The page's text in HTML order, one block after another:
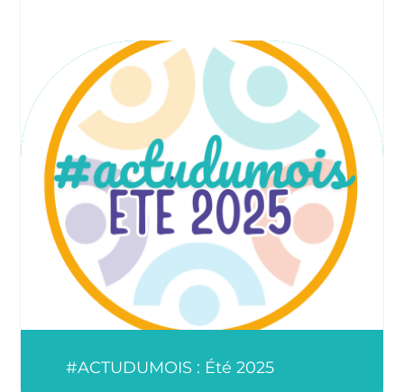
#ACTUDUMOIS : Été 2025